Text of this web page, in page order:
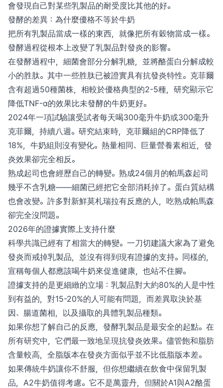
會發現自己對某些乳製品的耐受度比其他的好。
發酵的差異：為什麼優格不等於牛奶
把所有乳製品當成一樣的東西，就像把所有穀物當成一樣。
發酵過程從根本上改變了乳製品對發炎的影響。
在發酵過程中，細菌會部分分解乳糖，並將酪蛋白分解成較
小的胜肽。其中一些胜肽已被證實具有抗發炎特性。克菲爾
含有超過50種菌株，相較於優格典型的2-5種，研究顯示它
降低TNF-α的效果比未發酵的牛奶更好。
2024年一項試驗讓受試者每天喝300毫升牛奶或300毫升
克菲爾，持續八週。研究結束時，克菲爾組的CRP降低了
18%，牛奶組則沒有變化。熱量相同、巨量營養素相近，發
炎效果卻完全相反。
熟成起司也會經歷自己的轉變。熟成24個月的帕馬森起司
幾乎不含乳糖——細菌已經把它全部消耗掉了。蛋白質結構
也會改變。許多對新鮮莫札瑞拉有反應的人，吃熟成帕馬森
卻完全沒問題。
2026年的證據實際上支持什麼
科學共識已經有了相當大的轉變。一刀切建議大家為了避免
發炎而戒掉乳製品，並沒有得到現有證據的支持。同樣的，
宣稱每個人都應該喝牛奶來促進健康，也站不住腳。
證據支持的是更細緻的立場：乳製品對大約80%的人是中性
到有益的，對15-20%的人可能有問題，而差異取決於基
因、腸道菌相，以及攝取的具體乳製品種類。
如果你想了解自己的反應，發酵乳製品是最安全的起點。在
所有研究中，它們最一致地呈現抗發炎效果。儘管飽和脂肪
含量較高，全脂版本在發炎方面似乎並不比低脂版本差。
如果傳統牛奶讓你不舒服，但你想繼續在飲食中保留乳製
品，A2牛奶值得考慮。它不是萬靈丹，但關於A1與A2酪蛋